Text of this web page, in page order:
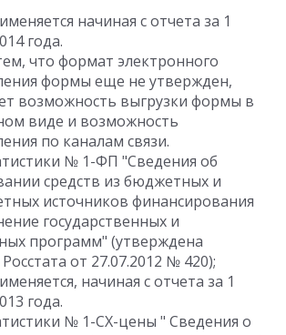
начиная с отчета за 1
года.
что формат электронного
формы еще не утвержден,
возможность выгрузки формы в
виде и возможность
по каналам связи.
№ 1-ФП "Сведения об
средств из бюджетных и
источников финансирования
государственных и
программ" (утверждена
от 27.07.2012 № 420);
начиная с отчета за 1
года.
№ 1-СХ-цены " Сведения о